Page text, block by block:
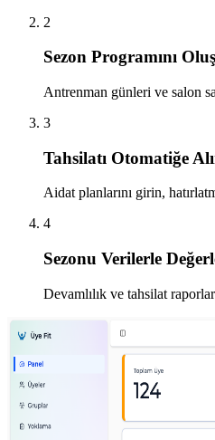
2
Sezon Programını
Antrenman günleri ve salon
3
Tahsilatı Otomatiğe
Aidat planlarını girin,
4
Sezonu Verilerle
Devamlılık ve tahsilat